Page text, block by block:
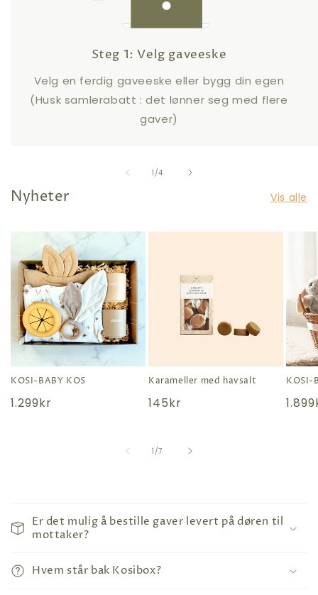
Steg 1: Velg gaveeske
Velg en ferdig gaveeske eller bygg din egen
(Husk samlerabatt : det lønner seg med flere
gaver)
1 /
av4
Nyheter Vis alle
KOSI-BABY KOS
Vanlig
1.299kr
Karameller med havsalt
Vanlig
145kr
KOSI-
1 /
av7
m
e
Er det mulig å bestille gaver levert på døren til
mottaker?
Hvem står bak Kosibox?